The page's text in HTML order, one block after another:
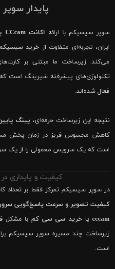
پایدار
سوپر سیسیکم با ارائه اکانت CCcam پایدار
ایران، تجربه‌ای متفاوت از خرید
می‌کند. زیرساخت ما مبتنی بر
تکنولوژی‌های پیشرفته شیرینگ است
فعال شده‌اند.
نتیجه این زیرساخت حرفه‌ای، پینگ
کاهش محسوس فریز در زمان پخش
است که یک سرویس معمولی را از یک
کیفیت و پایداری
در سوپر سیسیکم تمرکز فقط بر تعداد
کیفیت تصویر و سرعت پاسخ‌گویی
cccam یا خرید سی سی کمبا مشکل
زیرساخت چند مسیره سوپر سیسیکم
است.